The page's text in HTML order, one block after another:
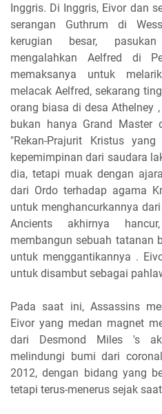
Inggris. Di Inggris, Eivor dan
serangan Guthrum di
kerugian besar,
mengalahkan Aelfred di
memaksanya untuk
melacak Aelfred, sekarang
orang biasa di desa Athelney
bukan hanya Grand Master
"Rekan-Prajurit Kristus
kepemimpinan dari saudara
dia, tetapi muak dengan
dari Ordo terhadap agama
untuk menghancurkannya
Ancients akhirnya
membangun sebuah tatanan
untuk menggantikannya .
untuk disambut sebagai
Pada saat ini, Assassins
Eivor yang medan magnet
dari Desmond Miles 's
melindungi bumi dari
2012, dengan bidang yang
tetapi terus-menerus sejak